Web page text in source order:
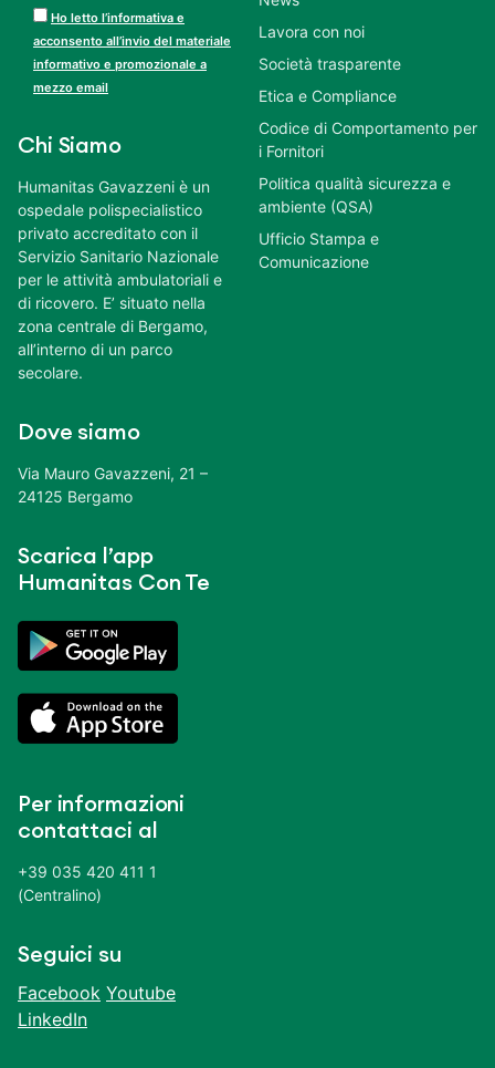
Ho letto l’informativa e
acconsento all’invio del materiale
informativo e promozionale a
mezzo email
Chi Siamo
Humanitas Gavazzeni è un
ospedale polispecialistico
privato accreditato con il
Servizio Sanitario Nazionale
per le attività ambulatoriali e
di ricovero. E’ situato nella
zona centrale di Bergamo,
all’interno di un parco
secolare.
Dove siamo
Via Mauro Gavazzeni, 21 –
24125 Bergamo
Scarica l’app
Humanitas Con Te
Per informazioni
contattaci al
+39 035 420 411 1
(Centralino)
Seguici su
Facebook Youtube
LinkedIn
Lavora con noi
Società trasparente
Etica e Compliance
Codice di Comportamento per
i Fornitori
Politica qualità sicurezza e
ambiente (QSA)
Ufficio Stampa e
Comunicazione